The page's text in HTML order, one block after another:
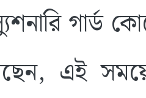
গার্ড
এই